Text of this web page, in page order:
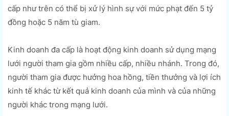
cấp như trên có thể bị xử lý hình sự với mức phạt đến 5 tỷ
đồng hoặc 5 năm tù giam.
Kinh doanh đa cấp là hoạt động kinh doanh sử dụng mạng
lưới người tham gia gồm nhiều cấp, nhiều nhánh. Trong đó,
người tham gia được hưởng hoa hồng, tiền thưởng và lợi ích
kinh tế khác từ kết quả kinh doanh của mình và của những
người khác trong mạng lưới.